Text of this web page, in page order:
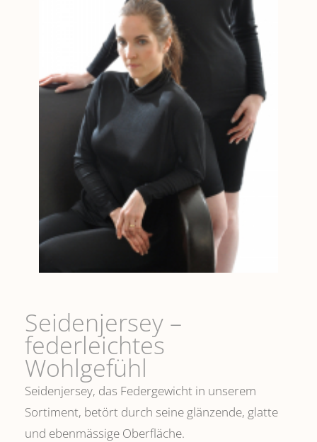
Seidenjersey –
federleichtes
Wohlgefühl
Seidenjersey, das Federgewicht in unserem
Sortiment, betört durch seine glänzende, glatte
und ebenmässige Oberfläche.